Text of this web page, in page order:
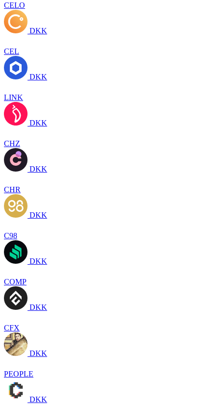
CELO
DKK
CEL
DKK
LINK
DKK
CHZ
DKK
CHR
DKK
C98
DKK
COMP
DKK
CFX
DKK
PEOPLE
DKK